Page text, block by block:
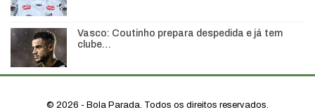
Vasco: Coutinho prepara despedida e já tem
clube…
© 2026 - Bola Parada. Todos os direitos reservados.